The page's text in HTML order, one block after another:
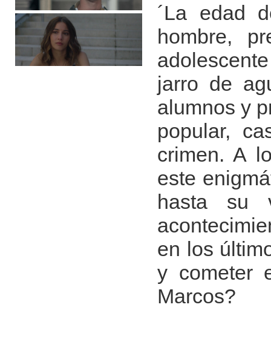
´La edad
hombre,
jarro de
alumnos y
popular,
crimen. A
este
hasta su
en los
y cometer
Marcos?